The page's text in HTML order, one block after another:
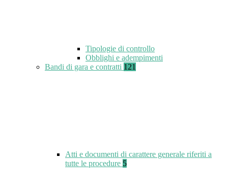
Tipologie di controllo
Obblighi e adempimenti
Bandi di gara e contratti 121
Atti e documenti di carattere generale riferiti a
tutte le procedure 5